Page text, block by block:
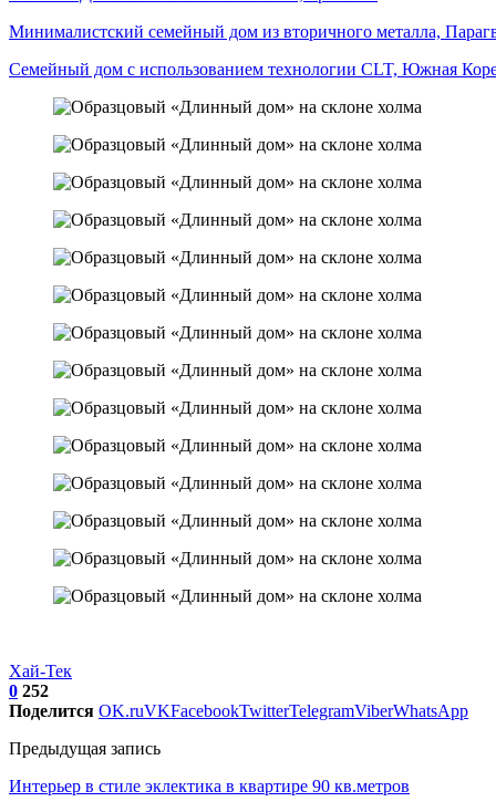
Минималистский семейный дом из вторичного металла,
Семейный дом с использованием технологии CLT, Южная
Хай-Тек
0 252
Поделится OK.ruVKFacebookTwitterTelegramViberWhatsApp
Предыдущая запись
Интерьер в стиле эклектика в квартире 90 кв.метров